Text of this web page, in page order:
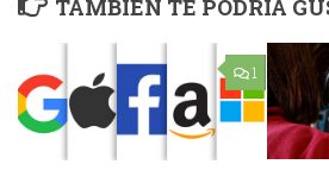
TAMBIÉN TE PODRÍA
1